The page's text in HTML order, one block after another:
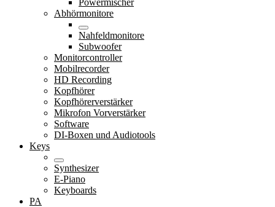
Powermischer
Abhörmonitore
Nahfeldmonitore
Subwoofer
Monitorcontroller
Mobilrecorder
HD Recording
Kopfhörer
Kopfhörerverstärker
Mikrofon Vorverstärker
Software
DI-Boxen und Audiotools
Keys
Synthesizer
E-Piano
Keyboards
PA